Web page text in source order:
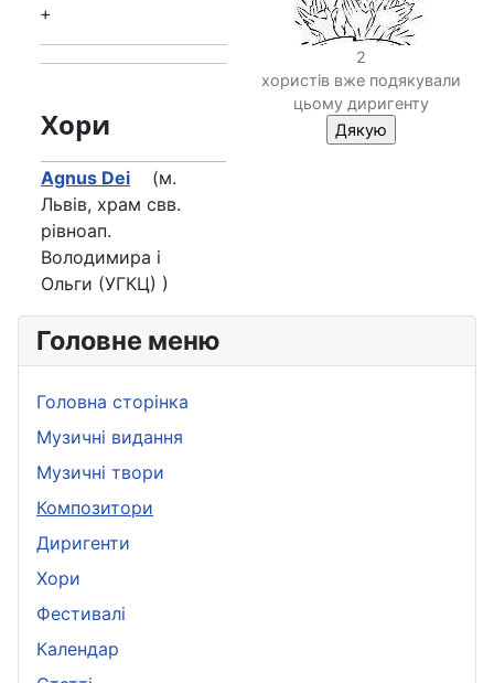
Головне меню
Головна сторінка
Музичні видання
Музичні твори
Композитори
Диригенти
Хори
Фестивалі
Календар
2
хористів вже подякували
цьому диригенту
+
Хори
Agnus Dei (м.
Львів, храм свв.
рівноап.
Володимира і
Ольги (УГКЦ) )